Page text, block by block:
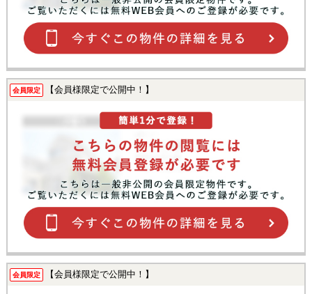
会員限定 【会員様限定で公開中！】
会員限定 【会員様限定で公開中！】